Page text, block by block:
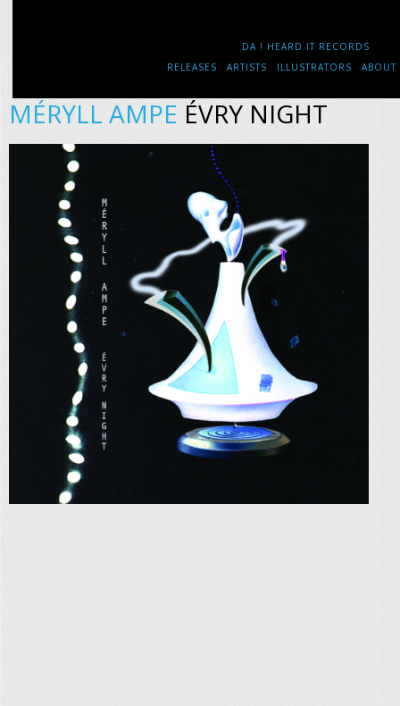
DA ! HEARD IT RECORDS
RELEASES
ARTISTS ILLUSTRATORS ABOUT
MÉRYLL AMPE ÉVRY NIGHT